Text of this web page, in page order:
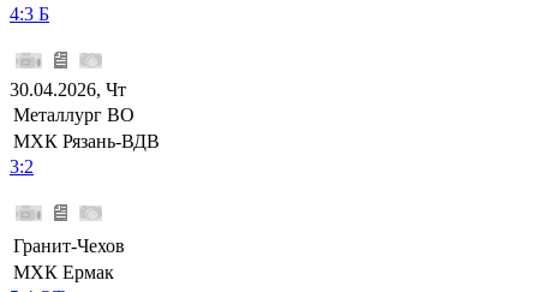
4:3 Б
30.04.2026, Чт
Металлург ВО
МХК Рязань-ВДВ
3:2
Гранит-Чехов
МХК Ермак